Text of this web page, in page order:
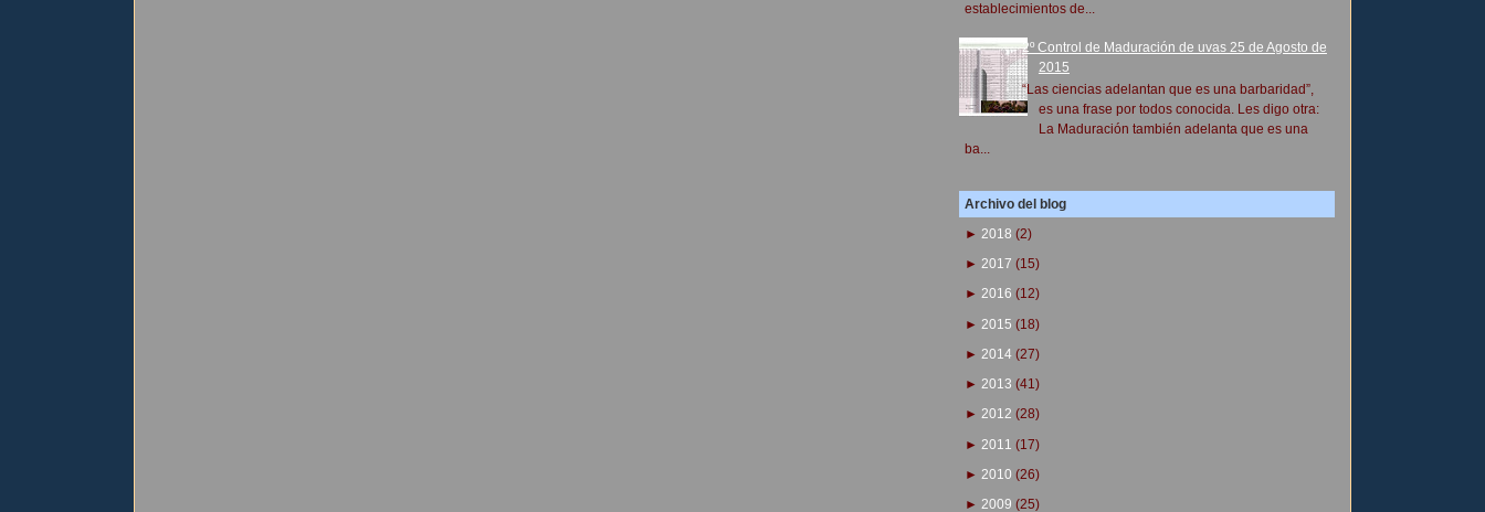
establecimientos de...
2º Control de Maduración de uvas 25 de Agosto de
2015
“Las ciencias adelantan que es una barbaridad”,
es una frase por todos conocida. Les digo otra:
La Maduración también adelanta que es una
ba...
Archivo del blog
► 2018 (2)
► 2017 (15)
► 2016 (12)
► 2015 (18)
► 2014 (27)
► 2013 (41)
► 2012 (28)
► 2011 (17)
► 2010 (26)
► 2009 (25)